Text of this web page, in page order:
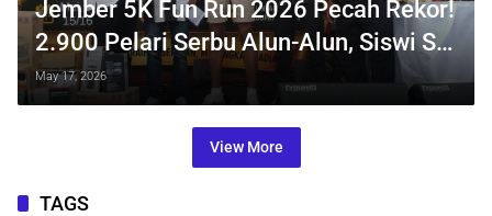
Jember 5K Fun Run 2026 Pecah Rekor!
2.900 Pelari Serbu Alun-Alun, Siswi SD
Jadi Pelari Putri Tercepat
May 17, 2026
View More
TAGS